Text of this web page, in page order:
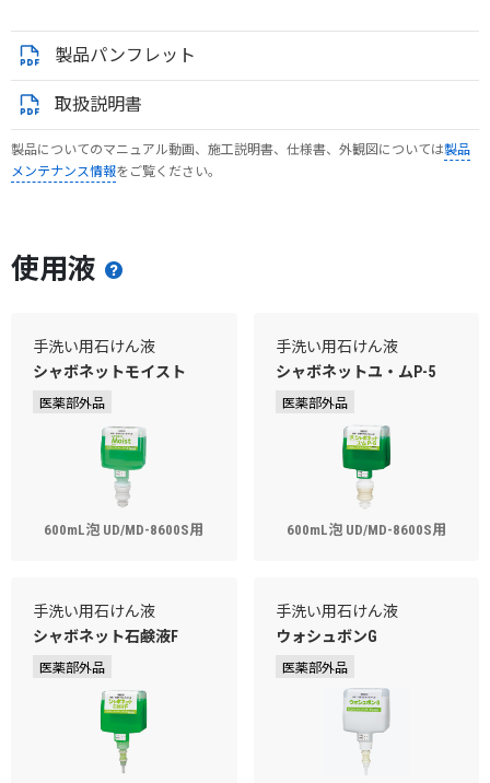
製品パンフレット
取扱説明書
製品についてのマニュアル動画、施工説明書、仕様書、外観図については製品
メンテナンス情報をご覧ください。
使用液
手洗い用石けん液
シャボネットモイスト
医薬部外品
600mL泡 UD/MD-8600S用
手洗い用石けん液
シャボネットユ・ムP-5
医薬部外品
600mL泡 UD/MD-8600S用
手洗い用石けん液
シャボネット石鹸液F
医薬部外品
手洗い用石けん液
ウォシュボンG
医薬部外品